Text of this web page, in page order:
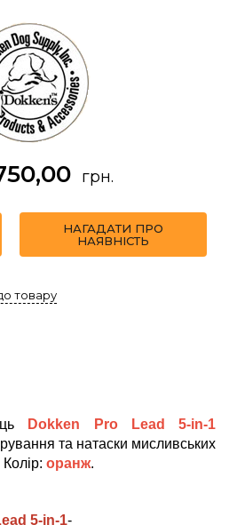
грн.
НАГАДАТИ ПРО
НАЯВНІСТЬ
товару
Dokken Pro Lead 5-in-1
та натаски мисливських
оранж.
5-in-1-